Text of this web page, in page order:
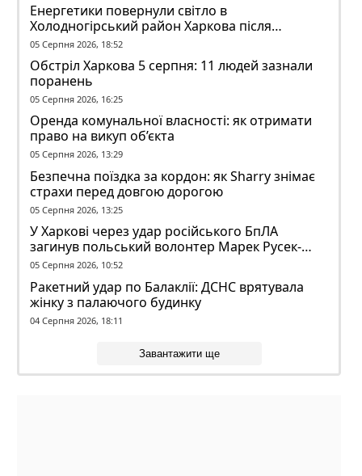
Енергетики повернули світло в
Холодногірський район Харкова після
ворожого обстрілу
05 Серпня 2026, 18:52
Обстріл Харкова 5 серпня: 11 людей зазнали
поранень
05 Серпня 2026, 16:25
Оренда комунальної власності: як отримати
право на викуп об’єкта
05 Серпня 2026, 13:29
Безпечна поїздка за кордон: як Sharry знімає
страхи перед довгою дорогою
05 Серпня 2026, 13:25
У Харкові через удар російського БпЛА
загинув польський волонтер Марек Русек-
Вольський
05 Серпня 2026, 10:52
Ракетний удар по Балаклії: ДСНС врятувала
жінку з палаючого будинку
04 Серпня 2026, 18:11
Завантажити ще